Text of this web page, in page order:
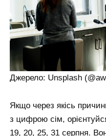
Джерело: Unsplash
Якщо через якісь
з цифрою сім,
19, 20, 25, 31 серпня.